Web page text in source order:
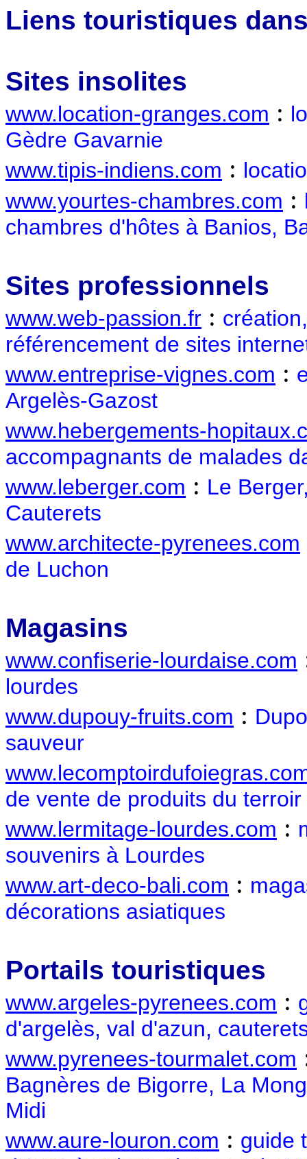
Liens touristiques
Sites insolites
www.location-granges.com :
Gèdre Gavarnie
www.tipis-indiens.com :
www.yourtes-chambres.com :
chambres d'hôtes à Banios,
Sites professionnels
www.web-passion.fr :
référencement de sites
www.entreprise-vignes.com :
Argelès-Gazost
www.hebergements-
accompagnants de malades
www.leberger.com : Le
Cauterets
www.architecte-pyrenees.com
de Luchon
Magasins
www.confiserie-lourdaise.com
lourdes
www.dupouy-fruits.com :
sauveur
de vente de produits du
www.lermitage-lourdes.com :
souvenirs à Lourdes
www.art-deco-bali.com :
décorations asiatiques
Portails touristiques
www.argeles-pyrenees.com :
d'argelès, val d'azun,
www.pyrenees-tourmalet.com
Bagnères de Bigorre, La
Midi
www.aure-louron.com : guide